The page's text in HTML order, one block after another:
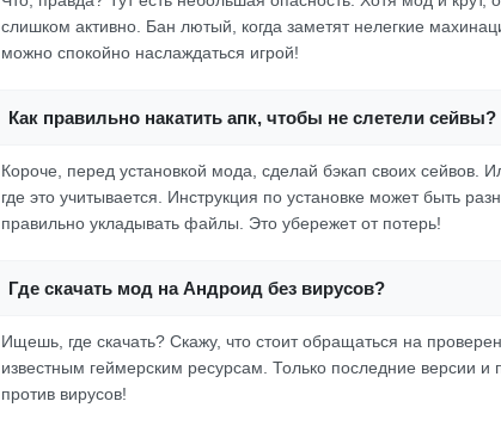
слишком активно. Бан лютый, когда заметят нелегкие
можно спокойно наслаждаться игрой!
Как правильно накатить апк, чтобы не слетели сейвы?
Короче, перед установкой мода, сделай бэкап своих сейвов.
где это учитывается. Инструкция по установке может быть
правильно укладывать файлы. Это убережет от потерь!
Где скачать мод на Андроид без вирусов?
Ищешь, где скачать? Скажу, что стоит обращаться на
известным геймерским ресурсам. Только последние версии и
против вирусов!